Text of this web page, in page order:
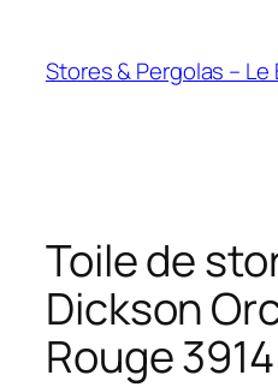
contenu
Stores & Pergolas – Le
Toile de
Dickson
Rouge 3914